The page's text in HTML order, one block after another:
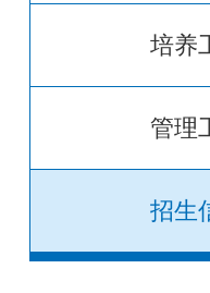
培养
管理
招生